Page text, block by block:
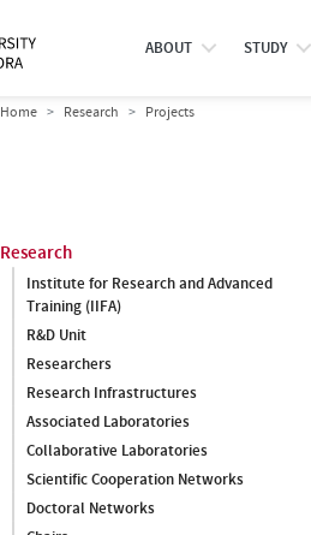
ABOUT STUDY
Home Research Projects
Research
Institute for Research and Advanced
Training (IIFA)
R&D Unit
Researchers
Research Infrastructures
Associated Laboratories
Collaborative Laboratories
Scientific Cooperation Networks
Doctoral Networks